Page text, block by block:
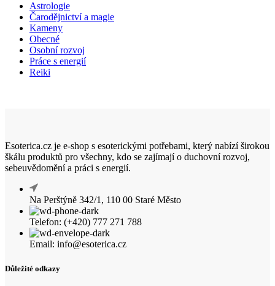
Astrologie
Čarodějnictví a magie
Kameny
Obecné
Osobní rozvoj
Práce s energií
Reiki
Esoterica.cz je e-shop s esoterickými potřebami, který nabízí širokou
škálu produktů pro všechny, kdo se zajímají o duchovní rozvoj,
sebeuvědomění a práci s energií.
Na Perštýně 342/1, 110 00 Staré Město
Telefon: (+420) 777 271 788
Email: info@esoterica.cz
Důležité odkazy